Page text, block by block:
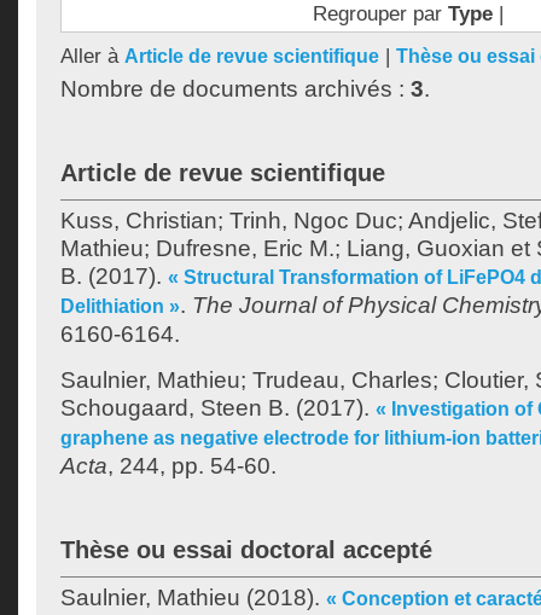
Regrouper par Type|
Aller à Article de revue scientifique | Thèse ou
Nombre de documents archivés : 3.
Article de revue scientifique
Kuss, Christian; Trinh, Ngoc Duc; Andjelic,
Mathieu; Dufresne, Eric M.; Liang, Guoxian et
B. (2017). « Structural Transformation of LiFePO4
Delithiation ». The Journal of Physical
6160-6164.
Saulnier, Mathieu; Trudeau, Charles; Cloutier,
Schougaard, Steen B. (2017). « Investigation of
graphene as negative electrode for lithium-ion
Acta, 244, pp. 54-60.
Thèse ou essai doctoral accepté
Saulnier, Mathieu (2018). « Conception et